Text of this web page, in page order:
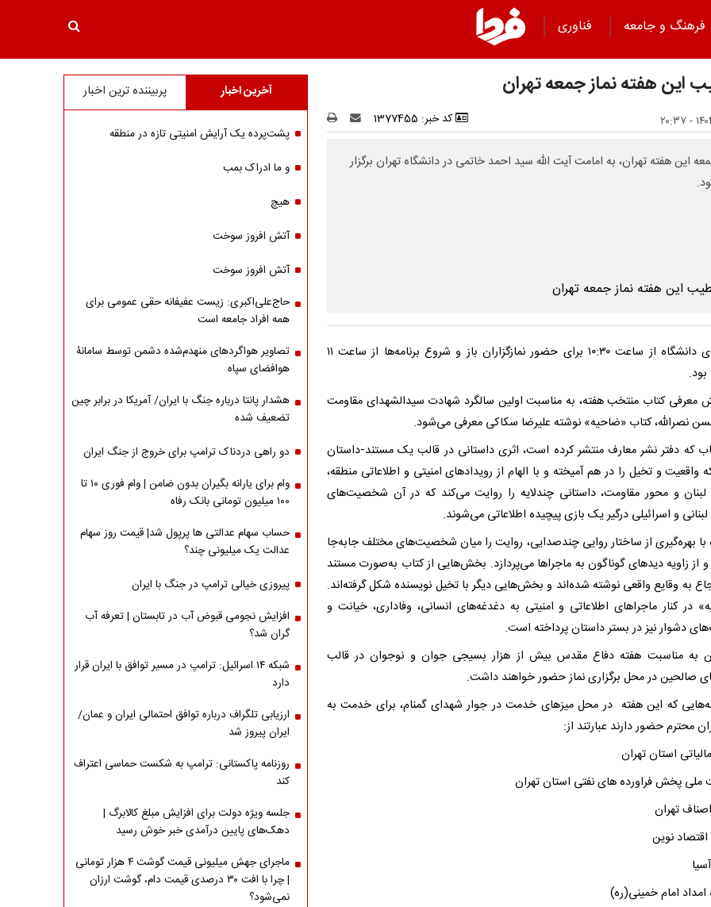
فرهنگ و جامعه
فناوری
این هفته نماز جمعه تهران
کد خبر: 1377455
این هفته تهران، به امامت آیت الله سید احمد خاتمی در دانشگاه تهران برگزار
درب‌های دانشگاه از ساعت ۱۰:۳۰ برای حضور نمازگزاران باز و شروع برنامه‌ها از ساعت ۱۱
معرفی کتاب منتخب هفته، به مناسبت اولین سالگرد شهادت سیدالشهدای مقاومت
نصرالله، کتاب «ضاحیه» نوشته علیرضا سکاکی معرفی می‌شود.
که دفتر نشر معارف منتشر کرده است، اثری داستانی در قالب یک مستند-داستان
و تخیل را در هم آمیخته و با الهام از رویدادهای امنیتی و اطلاعاتی منطقه،
لبنان و محور مقاومت، داستانی چندلایه را روایت می‌کند که در آن شخصیت‌های
لبنانی و اسرائیلی درگیر یک بازی پیچیده اطلاعاتی می‌شوند.
با بهره‌گیری از ساختار روایی چندصدایی، روایت را میان شخصیت‌های مختلف جابه‌جا
از زاویه‌ دیدهای گوناگون به ماجراها می‌پردازد. بخش‌هایی از کتاب به‌صورت مستند
به وقایع واقعی نوشته شده‌اند و بخش‌هایی دیگر با تخیل نویسنده شکل گرفته‌اند.
در کنار ماجراهای اطلاعاتی و امنیتی به دغدغه‌های انسانی، وفاداری، خیانت و
دشوار نیز در بستر داستان پرداخته است.
به مناسبت هفته دفاع مقدس بیش از هزار بسیجی جوان و نوجوان در قالب
صالحین در محل برگزاری نماز حضور خواهند داشت.
که این هفته در محل میزهای خدمت در جوار شهدای گمنام، برای خدمت به
محترم حضور دارند عبارتند از:
استان تهران
ملی پخش فراورده های نفتی استان تهران
تهران
نوین
امداد امام خمینی(ره)
آخرین اخبار پربیننده ترین اخبار
پشت‌پرده یک آرایش امنیتی تازه در منطقه
و ما ادراک بمب
هیچ
آتش افروز سوخت
آتش افروز سوخت
حاج‌علی‌اکبری: زیست عفیفانه حقی عمومی برای
همه افراد جامعه است
تصاویر هواگردهای منهدم‌شده دشمن توسط سامانۀ
هوافضای سپاه
هشدار پانتا درباره جنگ با ایران/ آمریکا در برابر چین
تضعیف شده
دو راهی دردناک ترامپ برای خروج از جنگ ایران
وام برای یارانه بگیران بدون ضامن | وام فوری ۱۰ تا
۱۰۰ میلیون تومانی بانک رفاه
حساب سهام عدالتی ها پرپول شد| قیمت روز سهام
عدالت یک میلیونی چند؟
پیروزی خیالی ترامپ در جنگ با ایران
افزایش نجومی قبوض آب در تابستان | تعرفه آب
گران شد؟
شبکه ۱۴ اسرائیل: ترامپ در مسیر توافق با ایران قرار
دارد
ارزیابی تلگراف درباره توافق احتمالی ایران و عمان/
ایران پیروز شد
روزنامه پاکستانی: ترامپ به شکست حماسی اعتراف
کند
جلسه ویژه دولت برای افزایش مبلغ کالابرگ |
دهک‌های پایین درآمدی خبر خوش رسید
ماجرای جهش میلیونی قیمت گوشت ۴ هزار تومانی
| چرا با افت ۳۰ درصدی قیمت دام، گوشت ارزان
نمی‌شود؟